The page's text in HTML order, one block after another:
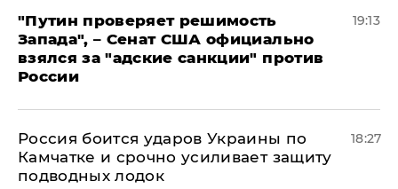
"Путин проверяет решимость
Запада", – Сенат США официально
взялся за "адские санкции" против
России
19:13
Россия боится ударов Украины по
Камчатке и срочно усиливает защиту
подводных лодок
18:27